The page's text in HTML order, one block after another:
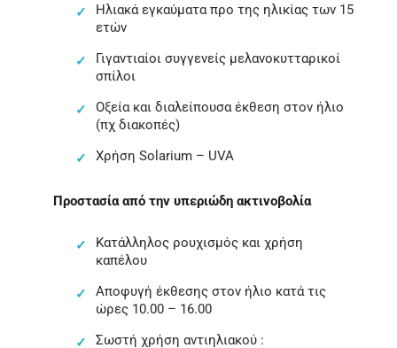
Ηλιακά εγκαύματα προ της ηλικίας των 15
ετών
Γιγαντιαίοι συγγενείς μελανοκυτταρικοί
σπίλοι
Οξεία και διαλείπουσα έκθεση στον ήλιο
(πχ διακοπές)
Χρήση Solarium – UVA
Προστασία από την υπεριώδη ακτινοβολία
Κατάλληλος ρουχισμός και χρήση
καπέλου
Αποφυγή έκθεσης στον ήλιο κατά τις
ώρες 10.00 – 16.00
Σωστή χρήση αντιηλιακού :